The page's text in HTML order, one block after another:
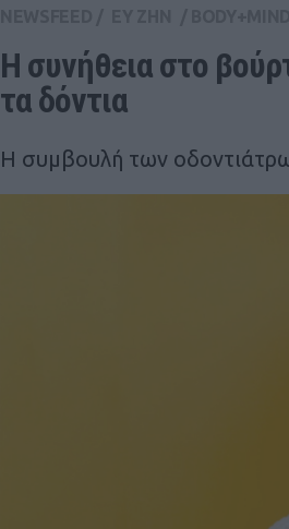
Η συνήθεια στο
τα δόντια
Η συμβουλή των